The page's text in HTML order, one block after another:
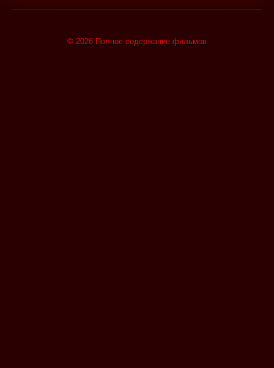
© 2026 Полное содержание фильмов